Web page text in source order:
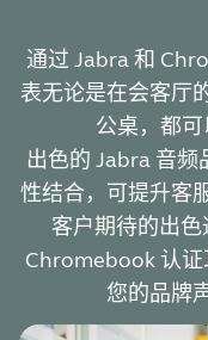
通过 Jabra 和
表无论是在会客厅
公桌，都可
出色的 Jabra 音
性结合，可提升客
客户期待的出
Chromebook 认
您的品牌